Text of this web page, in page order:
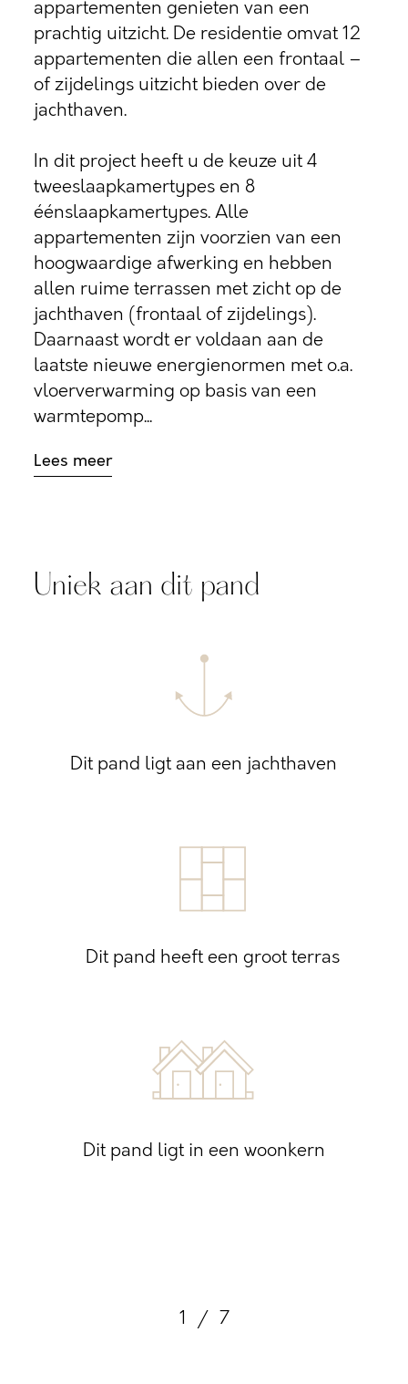
appartementen genieten van een
prachtig uitzicht. De residentie omvat 12
appartementen die allen een frontaal –
of zijdelings uitzicht bieden over de
jachthaven.
In dit project heeft u de keuze uit 4
tweeslaapkamertypes en 8
éénslaapkamertypes. Alle
appartementen zijn voorzien van een
hoogwaardige afwerking en hebben
allen ruime terrassen met zicht op de
jachthaven (frontaal of zijdelings).
Daarnaast wordt er voldaan aan de
laatste nieuwe energienormen met o.a.
vloerverwarming op basis van een
warmtepomp...
Lees meer
Uniek aan dit pand
Dit pand ligt aan een jachthaven
Dit pand heeft een groot terras
Dit pand ligt in een woonkern
1 / 7